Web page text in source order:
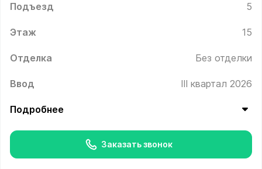
Подъезд 5
Этаж 15
Отделка Без отделки
Ввод III квартал 2026
Подробнее
Заказать звонок